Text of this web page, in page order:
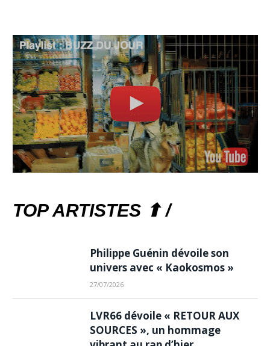
TOP ARTISTES ⬆ /
Philippe Guénin dévoile son
univers avec « Kaokosmos »
27/07/2026
LVR66 dévoile « RETOUR AUX
SOURCES », un hommage